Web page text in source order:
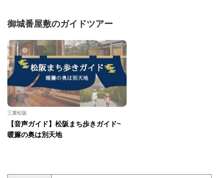
御城番屋敷のガイドツアー
三重松阪
【音声ガイド】松阪まち歩きガイド~
暖簾の奥は別天地